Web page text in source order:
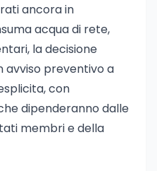
ancora in
acqua di rete,
la decisione
avviso preventivo a
con
dipenderanno dalle
membri e della